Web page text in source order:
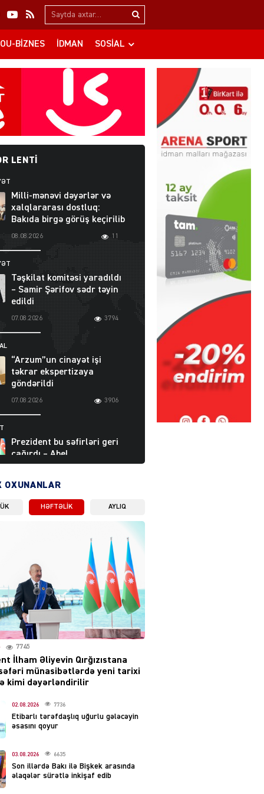
Search…
BIZNES İDMAN SOSIAL
LENTI
Milli-mənəvi dəyərlər və
xalqlararası dostluq:
Bakıda birgə görüş keçirilib
08.08.2026 11
Təşkilat komitəsi yaradıldı
– Samir Şərifov sədr təyin
edildi
07.08.2026 3794
“Arzum”un cinayət işi
təkrar ekspertizaya
göndərildi
07.08.2026 3906
Prezident bu səfirləri geri
çağırdı – Abel
Məhərrəmovun oğlu da var
07.08.2026
5493
Rusiya-Ukrayna
münaqişəsinin həllində
irəliləyiş var – Tramp
07.08.2026 5504
Prezident 2 fərman
imzaladı
07.08.2026
“Tramp yolu”na HƏMLƏ –
REAKSİYA
OXUNANLAR
HƏFTƏLIK AYLIQ
7745
İlham Əliyevin Qırğızıstana
münasibətlərdə yeni tarixi
kimi dəyərləndirilir
02.08.2026 7736
Etibarlı tərəfdaşlıq uğurlu gələcəyin
əsasını qoyur
03.08.2026 6635
Son illərdə Bakı ilə Bişkek arasında
əlaqələr sürətlə inkişaf edib